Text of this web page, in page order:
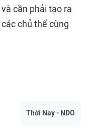
cần phải tạo ra
chủ thể cùng
Thời Nay - NDO